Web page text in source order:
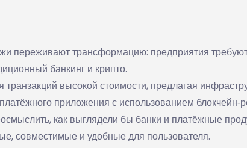
переживают трансформацию: предприятия
банкинг и крипто.
транзакций высокой стоимости, предлагая
приложения с использованием
как выглядели бы банки и платёжные
совместимые и удобные для пользователя.